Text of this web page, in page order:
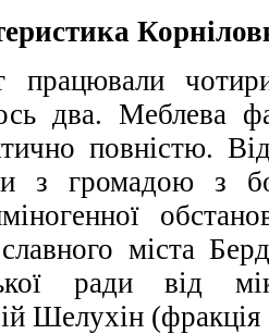
працювали
два. Меблева
повністю.
з громадою з
міста
ради від
Шелухін